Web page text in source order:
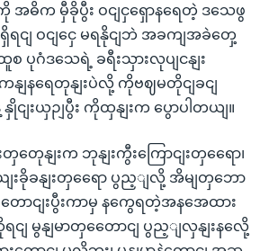
ဓိက မှီခိုပွီး ဝငျငှရှောနရေတဲ့ ဒသေဖွ
ငျ ဝငျငှေ မရနိုငျဘဲ အခကျအခဲတှေ့
စ ပုဂံဒသေရဲ့ ခရီးသှားလုပျငနျး
နျနရေတုနျးပဲလို့ ကိုဗဈမတိုငျခငျ
ျးယှဉျပွီး ကိုထှနျးက ပွောပါတယျ။
ေုနျးက ဘုနျးကွီးကြောငျးတှရေော၊
းခိုခနျးတှရေော ပွည့ျလို့ အိမျတှဘော
ငျးပွီးကာမှ နကွေရတဲ့အနအေထား
ျ မွနျမာတှတေောငျ ပွည့ျလှနျးနလေို့